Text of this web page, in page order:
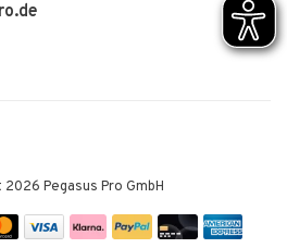
Pegasus Pro GmbH